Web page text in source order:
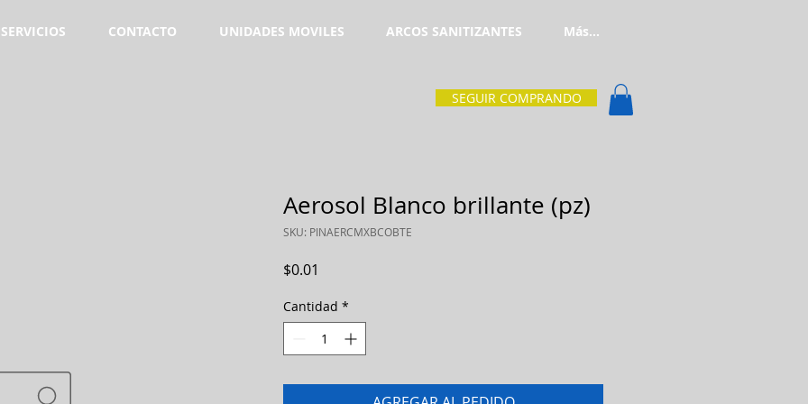
SERVICIOS CONTACTO UNIDADES MOVILES ARCOS SANITIZANTES Más...
Aerosol Blanco brillante (pz)
SKU: PINAERCMXBCOBTE
$0.01
Cantidad *
SEGUIR COMPRANDO